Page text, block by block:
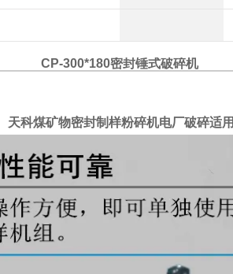
CP-300*180密封锤式破碎机
天科煤矿物密封制样粉碎机电厂破碎适用